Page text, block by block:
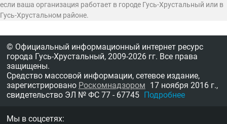
если ваша организация работает в городе Гусь-Хрустальный или в
Гусь-Хрустальном районе.
© Официальный информационный интернет ресурс
города Гусь-Хрустальный, 2009-2026 гг. Все права
защищены.
Средство массовой информации, сетевое издание,
зарегистрировано Роскомнадзором 17 ноября 2016 г.,
свидетельство ЭЛ № ФС 77 - 67745 Подробнее
Мы в соцсетях: